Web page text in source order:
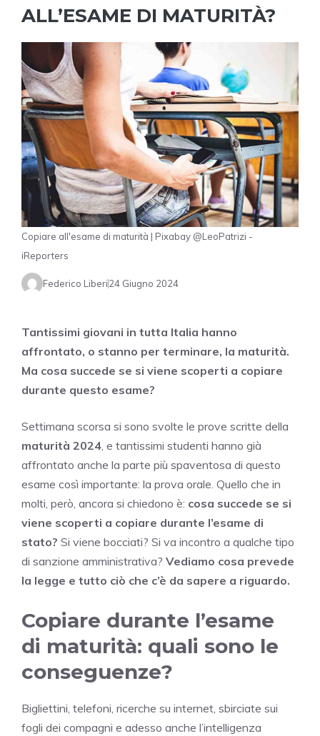
ALL’ESAME DI MATURITÀ?
Copiare all'esame di maturità | Pixabay @LeoPatrizi -
iReporters
Federico Liberi24 Giugno 2024
Tantissimi giovani in tutta Italia hanno
affrontato, o stanno per terminare, la maturità.
Ma cosa succede se si viene scoperti a copiare
durante questo esame?
Settimana scorsa si sono svolte le prove scritte della
maturità 2024, e tantissimi studenti hanno già
affrontato anche la parte più spaventosa di questo
esame così importante: la prova orale. Quello che in
molti, però, ancora si chiedono è: cosa succede se si
viene scoperti a copiare durante l’esame di
stato? Si viene bocciati? Si va incontro a qualche tipo
di sanzione amministrativa? Vediamo cosa prevede
la legge e tutto ciò che c’è da sapere a riguardo.
Copiare durante l’esame
di maturità: quali sono le
conseguenze?
Bigliettini, telefoni, ricerche su internet, sbirciate sui
fogli dei compagni e adesso anche l’intelligenza